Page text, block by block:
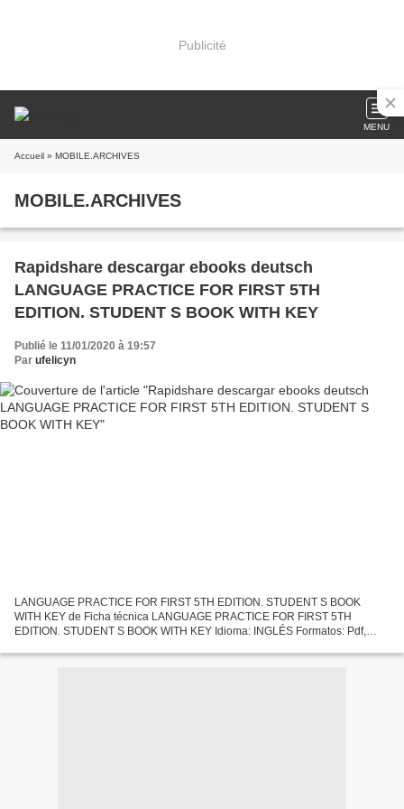
Publicité
MENU
Accueil » MOBILE.ARCHIVES
MOBILE.ARCHIVES
Rapidshare descargar ebooks deutsch
LANGUAGE PRACTICE FOR FIRST 5TH
EDITION. STUDENT S BOOK WITH KEY
Publié le 11/01/2020 à 19:57
Par ufelicyn
LANGUAGE PRACTICE FOR FIRST 5TH EDITION. STUDENT S BOOK
WITH KEY de Ficha técnica LANGUAGE PRACTICE FOR FIRST 5TH
EDITION. STUDENT S BOOK WITH KEY Idioma: INGLÉS Formatos: Pdf,
CHILDRENS BOOKS Año...